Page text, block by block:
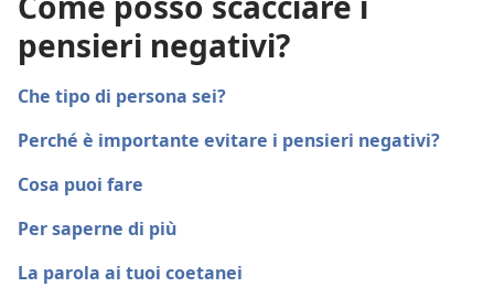
pensieri negativi?
Che tipo di persona sei?
Perché è importante evitare i pensieri negativi?
Cosa puoi fare
Per saperne di più
La parola ai tuoi coetanei